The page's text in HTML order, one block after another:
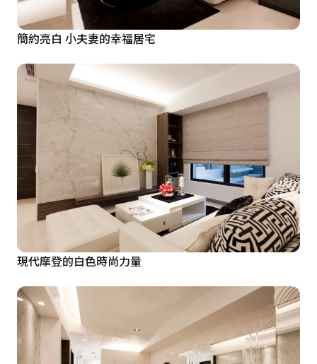
簡約亮白 小夫妻的幸福居宅
現代摩登的白色時尚力量